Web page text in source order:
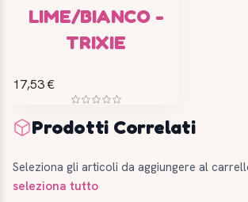
LIME/BIANCO -
TRIXIE
17,53 €
Prodotti Correlati
Seleziona gli articoli da aggiungere al
seleziona tutto